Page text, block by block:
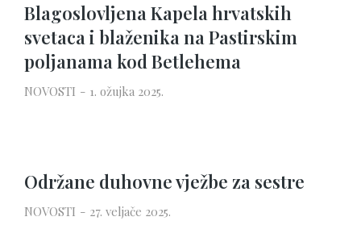
Blagoslovljena Kapela hrvatskih
svetaca i blaženika na Pastirskim
poljanama kod Betlehema
NOVOSTI 1. ožujka 2025.
Održane duhovne vježbe za sestre
NOVOSTI 27. veljače 2025.